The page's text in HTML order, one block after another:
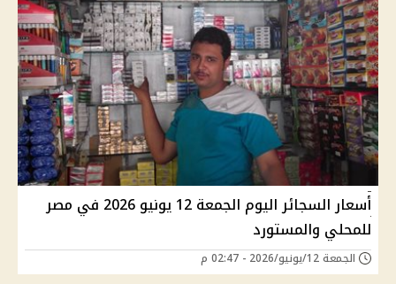
أسعار السجائر اليوم الجمعة 12 يونيو 2026 في مصر
للمحلي والمستورد
الجمعة 12/يونيو/2026 - 02:47 م